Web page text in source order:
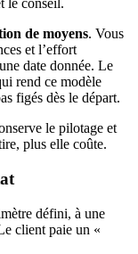
le conseil.
de moyens. Vous
et l’effort
date donnée. Le
rend ce modèle
figés dès le départ.
le pilotage et
plus elle coûte.
défini, à une
client paie un «